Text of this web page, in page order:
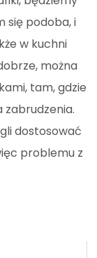
się podoba, i
w kuchni
można
tam, gdzie
zabrudzenia.
dostosować
problemu z